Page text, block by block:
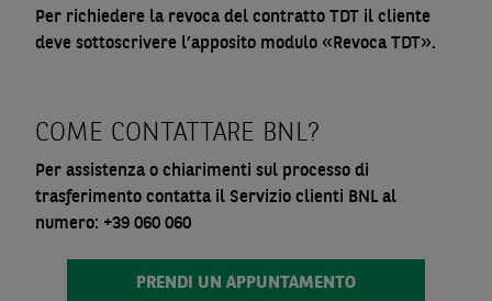
Per richiedere la revoca del contratto TDT il cliente
deve sottoscrivere l’apposito modulo «Revoca TDT».
COME CONTATTARE BNL?
Per assistenza o chiarimenti sul processo di
trasferimento contatta il Servizio clienti BNL al
numero: +39 060 060
PRENDI UN APPUNTAMENTO